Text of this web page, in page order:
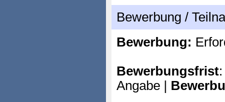
Bewerbung /
Bewerbung:
Bewerbungsfrist
Angabe |